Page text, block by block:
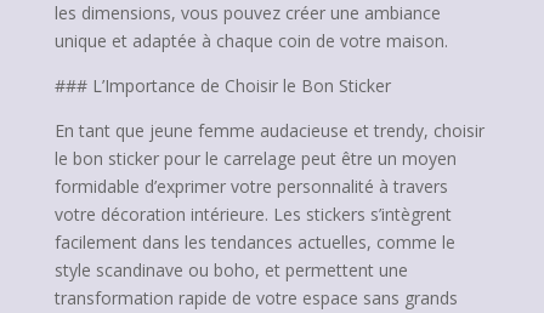
les dimensions, vous pouvez créer une ambiance
unique et adaptée à chaque coin de votre maison.
### L’Importance de Choisir le Bon Sticker
En tant que jeune femme audacieuse et trendy, choisir
le bon sticker pour le carrelage peut être un moyen
formidable d’exprimer votre personnalité à travers
votre décoration intérieure. Les stickers s’intègrent
facilement dans les tendances actuelles, comme le
style scandinave ou boho, et permettent une
transformation rapide de votre espace sans grands